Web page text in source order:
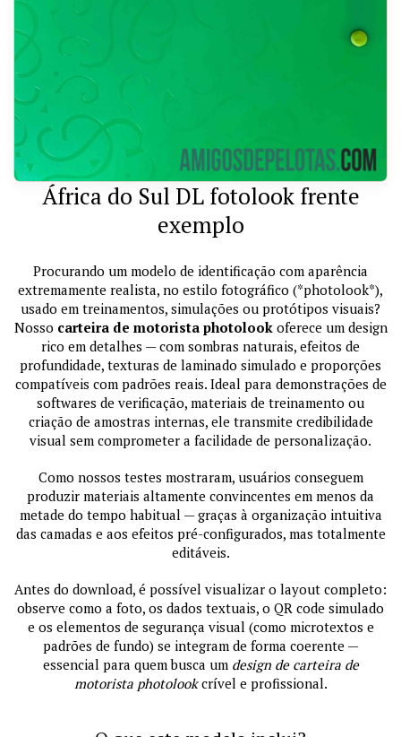
África do Sul DL fotolook frente
exemplo
Procurando um modelo de identificação com aparência
extremamente realista, no estilo fotográfico (*photolook*),
usado em treinamentos, simulações ou protótipos visuais?
Nosso carteira de motorista photolookoferece um design
rico em detalhes — com sombras naturais, efeitos de
profundidade, texturas de laminado simulado e proporções
compatíveis com padrões reais. Ideal para demonstrações de
softwares de verificação, materiais de treinamento ou
criação de amostras internas, ele transmite credibilidade
visual sem comprometer a facilidade de personalização.
Como nossos testes mostraram, usuários conseguem
produzir materiais altamente convincentes em menos da
metade do tempo habitual — graças à organização intuitiva
das camadas e aos efeitos pré-configurados, mas totalmente
editáveis.
Antes do download, é possível visualizar o layout completo:
observe como a foto, os dados textuais, o QR code simulado
e os elementos de segurança visual (como microtextos e
padrões de fundo) se integram de forma coerente —
essencial para quem busca um design de carteira de
motorista photolookcrível e profissional.